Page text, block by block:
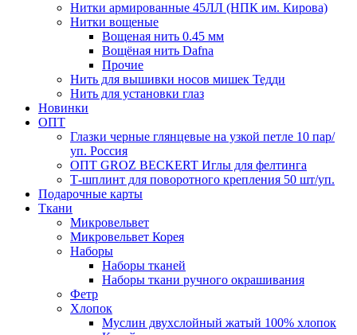
Нитки армированные 45ЛЛ (НПК им. Кирова)
Нитки вощеные
Вощеная нить 0.45 мм
Вощёная нить Dafna
Прочие
Нить для вышивки носов мишек Тедди
Нить для установки глаз
Новинки
ОПТ
Глазки черные глянцевые на узкой петле 10 пар/
уп. Россия
ОПТ GROZ BECKERT Иглы для фелтинга
Т-шплинт для поворотного крепления 50 шт/уп.
Подарочные карты
Ткани
Микровельвет
Микровельвет Корея
Наборы
Наборы тканей
Наборы ткани ручного окрашивания
Фетр
Хлопок
Муслин двухслойный жатый 100% хлопок